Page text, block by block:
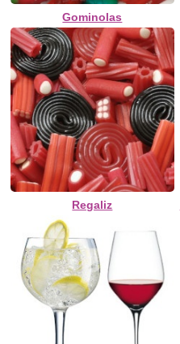
Gominolas
Regaliz